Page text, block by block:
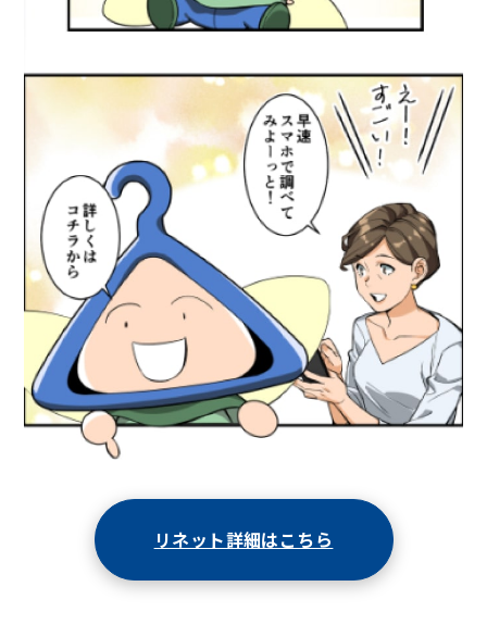
リネット詳細はこちら